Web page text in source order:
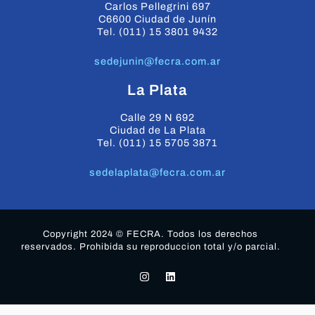
Carlos Pellegrini 697
C6600 Ciudad de Junín
Tel. (011) 15 3801 9432
sedejunin@fecra.com.ar
La Plata
Calle 29 N 692
Ciudad de La Plata
Tel. (011) 15 5705 3871
sedelaplata@fecra.com.ar
Copyright 2024 © FECRA. Todos los derechos
reservados. Prohibida su reproduccion total y/o parcial.